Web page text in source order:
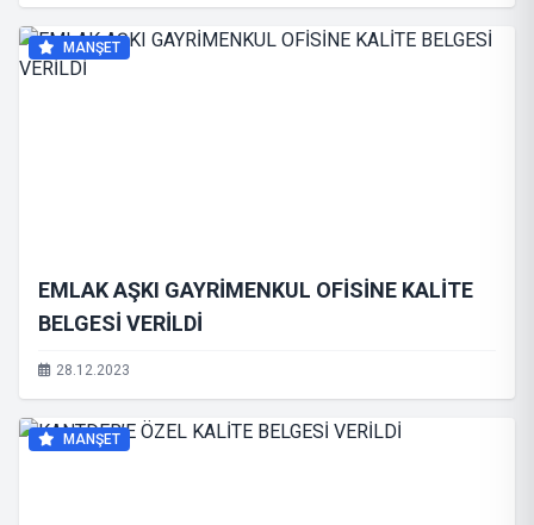
MANŞET
EMLAK AŞKI GAYRİMENKUL OFİSİNE KALİTE
BELGESİ VERİLDİ
28.12.2023
MANŞET